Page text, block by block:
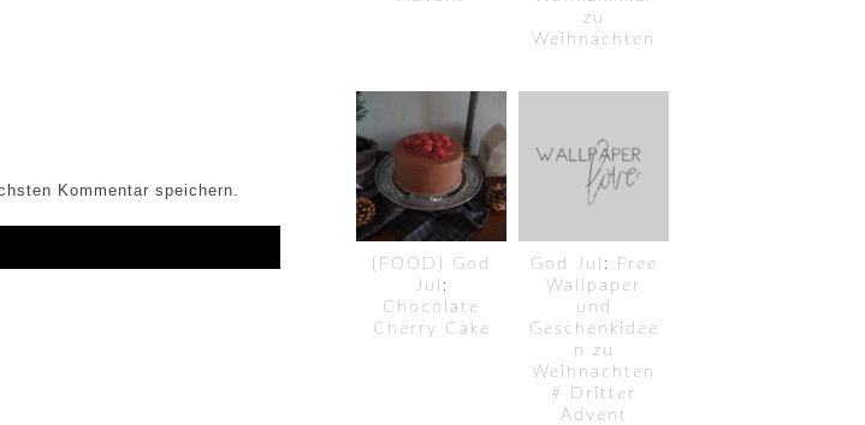
Kommentar speichern.
zu
Weihnachten
{FOOD} God
Jul:
Chocolate
Cherry Cake
God Jul: Free
Wallpaper
und
Geschenkidee
n zu
Weihnachten
# Dritter
Advent